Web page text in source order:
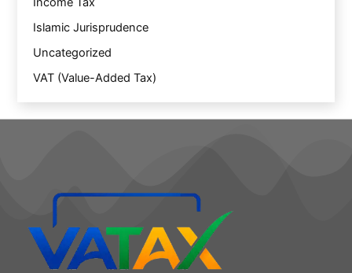
Islamic Jurisprudence
Uncategorized
VAT (Value-Added Tax)